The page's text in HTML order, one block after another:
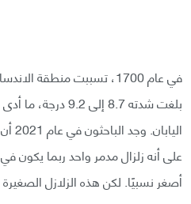
في عام 1700، تسببت
بلغت شدته 8.7
على أنه زلزال مدمر واحد ربما يكون
أصغر نسبيًا. لكن هذه الزلازل